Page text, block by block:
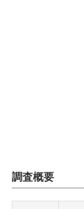
エネルギーの専
調査概要